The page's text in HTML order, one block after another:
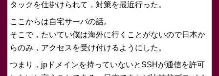
タックを仕掛けられて，対策を最近行った。
ここからは自宅サーバの話。
そこで，たいてい僕は海外に行くことがないので日本か
らのみ，アクセスを受け付けるようにした。
つまり，jpドメインを持っていないとSSHが通信を許可